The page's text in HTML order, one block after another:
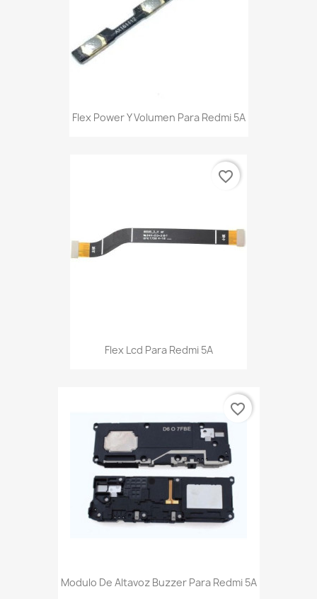
Flex Power Y Volumen Para Redmi 5A
Flex Lcd Para Redmi 5A
favorite_border
Modulo De Altavoz Buzzer Para Redmi 5A
favorite_border